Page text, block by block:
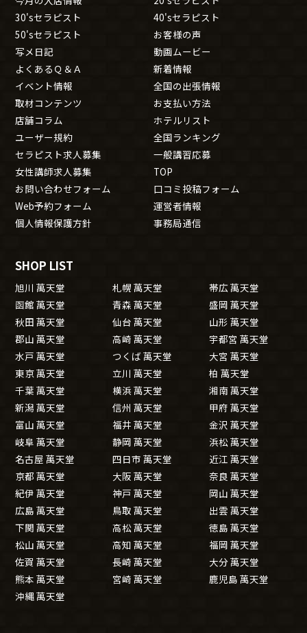
30'sセラピスト
40'sセラピスト
50'sセラピスト
お客様の声
写メ日記
動画ムービー
よくあるＱ＆Ａ
新着情報
イベント情報
全国の出張情報
取材コンテンツ
お支払い方法
店舗コラム
ホテルリスト
ユーザー規約
全国ランキング
セラピスト求人募集
一般講習応募
女性講師求人募集
TOP
お問い合わせフォーム
口コミ投稿フォーム
Web予約フォーム
運営者情報
個人情報保護方針
事務局通信
SHOP LIST
旭川 萬天堂 札幌 萬天堂
帯広 萬天堂
函館 萬天堂
青森 萬天堂
盛岡 萬天堂
秋田 萬天堂
仙台 萬天堂
山形 萬天堂
郡山 萬天堂
高崎 萬天堂
宇都宮 萬天堂
水戸 萬天堂
つくば 萬天堂
大宮 萬天堂
東京 萬天堂
立川 萬天堂
柏 萬天堂
千葉 萬天堂
横浜 萬天堂
湘南 萬天堂
新潟 萬天堂
信州 萬天堂
甲府 萬天堂
富山 萬天堂
福井 萬天堂
金沢 萬天堂
岐阜 萬天堂
静岡 萬天堂
浜松 萬天堂
名古屋 萬天堂
四日市 萬天堂
近江 萬天堂
京都 萬天堂
大阪 萬天堂
奈良 萬天堂
紀伊 萬天堂
神戸 萬天堂
岡山 萬天堂
広島 萬天堂
鳥取 萬天堂
出雲 萬天堂
下関 萬天堂
高松 萬天堂
徳島 萬天堂
松山 萬天堂
高知 萬天堂
福岡 萬天堂
佐賀 萬天堂
長崎 萬天堂
大分 萬天堂
熊本 萬天堂
宮崎 萬天堂
鹿児島 萬天堂
沖縄 萬天堂